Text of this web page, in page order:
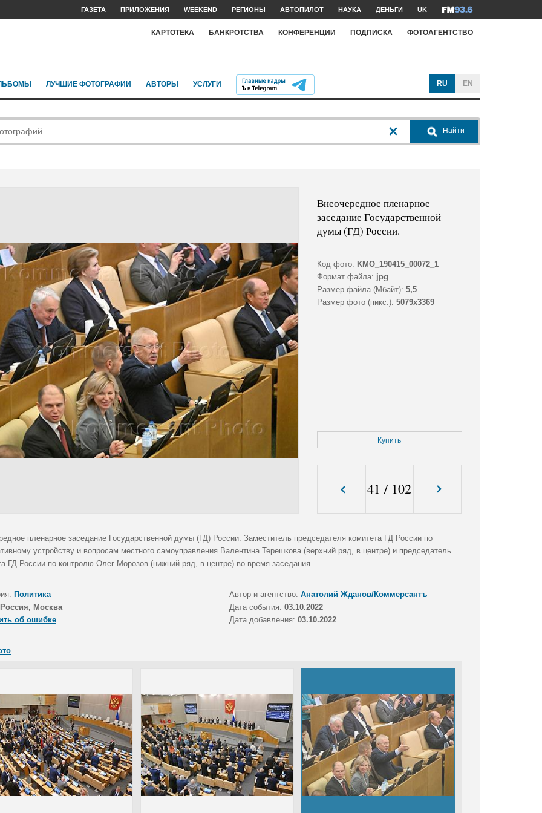
ГАЗЕТА ПРИЛОЖЕНИЯ WEEKEND РЕГИОНЫ АВТОПИЛОТ НАУКА ДЕНЬГИ UK
КАРТОТЕКА БАНКРОТСТВА КОНФЕРЕНЦИИ ПОДПИСКА ФОТОАГЕНТСТВО
ЛУЧШИЕ ФОТОГРАФИИ АВТОРЫ УСЛУГИ RU EN
Найти
Внеочередное пленарное
заседание Государственной
думы (ГД) России.
Код фото: KMO_190415_00072_1
Формат файла: jpg
Размер файла (Мбайт): 5,5
Размер фото (пикс.): 5079x3369
Купить
41 / 102
пленарное заседание Государственной думы (ГД) России. Заместитель председателя комитета ГД России по
устройству и вопросам местного самоуправления Валентина Терешкова (верхний ряд, в центре) и председатель
ГД России по контролю Олег Морозов (нижний ряд, в центре) во время заседания.
Политика Автор и агентство: Анатолий Жданов/Коммерсантъ
Россия, Москва Дата события: 03.10.2022
об ошибке
Дата добавления: 03.10.2022